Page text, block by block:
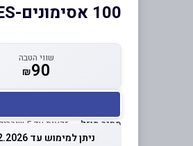
100 אסימונים-STREET GAMES
שווי הטבה
₪90
מחיר מוזל — זכאות עד 5 שוברים לחודש קלנדרי
ניתן למימוש עד 31.12.2026